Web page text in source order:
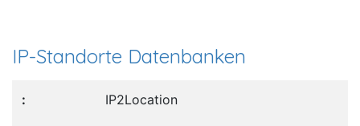
IP-Standorte Datenbanken
IP2Location